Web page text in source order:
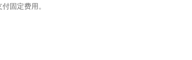
固定费用。